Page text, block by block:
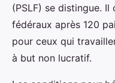
(PSLF) se distingue. Il
fédéraux après 120
pour ceux qui
à but non lucratif.